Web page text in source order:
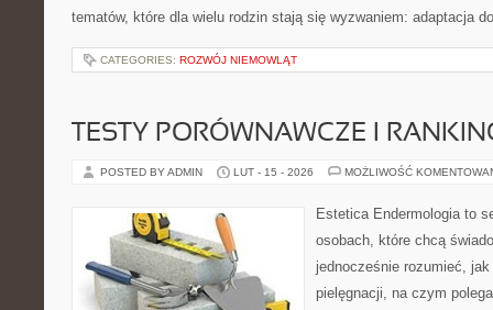
tematów, które dla wielu rodzin stają się wyzwaniem: adaptacja
CATEGORIES: ROZWÓJ NIEMOWLĄT
TESTY PORÓWNAWCZE I
POSTED BY ADMIN LUT - 15 - 2026 MOŻLIWOŚĆ
Estetica Endermologia to
osobach, które chcą
jednocześnie rozumieć, jak
pielęgnacji, na czym